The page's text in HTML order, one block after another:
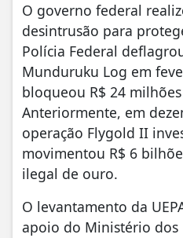
O governo federal
desintrusão para
Polícia Federal
Munduruku Log em
bloqueou R$ 24
Anteriormente, em
operação Flygold II
movimentou R$ 6
ilegal de ouro.
O levantamento da
apoio do Ministério dos